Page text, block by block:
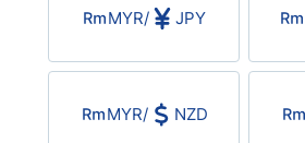
MYR/ JPY
MYR/ NZD